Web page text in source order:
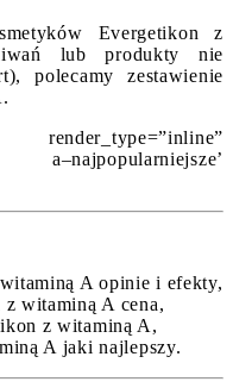
Evergetikon z
lub produkty nie
polecamy zestawienie
a–najpopularniejsze’
A opinie i efekty,
witaminą A cena,
z witaminą A,
A jaki najlepszy.